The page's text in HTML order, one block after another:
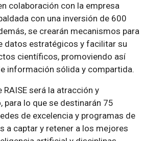
colaboración con la empresa
con una inversión de 600
se crearán mecanismos para
datos estratégicos y facilitar su
científicos, promoviendo así
información sólida y compartida.
será la atracción y
lo que se destinarán 75
de excelencia y programas de
a captar y retener a los mejores